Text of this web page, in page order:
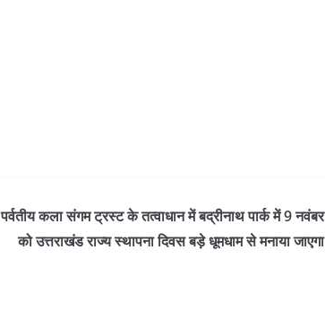
पर्वतीय कला संगम ट्रस्ट के तत्वाधान में बद्रीनाथ पार्क में 9 नवंबर
को उत्तराखंड राज्य स्थापना दिवस बड़े धूमधाम से मनाया जाएगा